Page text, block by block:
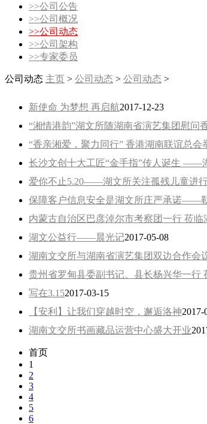
>>公司公告
>>公司概况
>>公司动态
>>公司架构
>>专家委员
公司动态 主页 > 公司动态 > 公司动态 >
新使命 为梦想 再启航2017-12-23
“湘情港韵”湖文所随湖南省演艺集团慰问
“香亲湘爱，聚力同行” 香港湖南联谊总
长沙文创十大工匠“金手指”传人诞生 ——
爱你不止5.20——湖文所关注孤残儿童进
保障客户信息安全是湖文所庄严承诺——
内蒙古自治区巴彦淖尔市考察团一行 莅临
湖文公益行——晨光记2017-05-08
湖南文交所与湖南省演艺集团双边合作会
贵州省罗甸县委副书记、县长杨兴华一行
写在3.152017-03-15
【安利】让我们穿越时空，邂逅洛神2017-
湖南文交所书画藏品运营中心盛大开业
首页
1
2
3
4
5
6